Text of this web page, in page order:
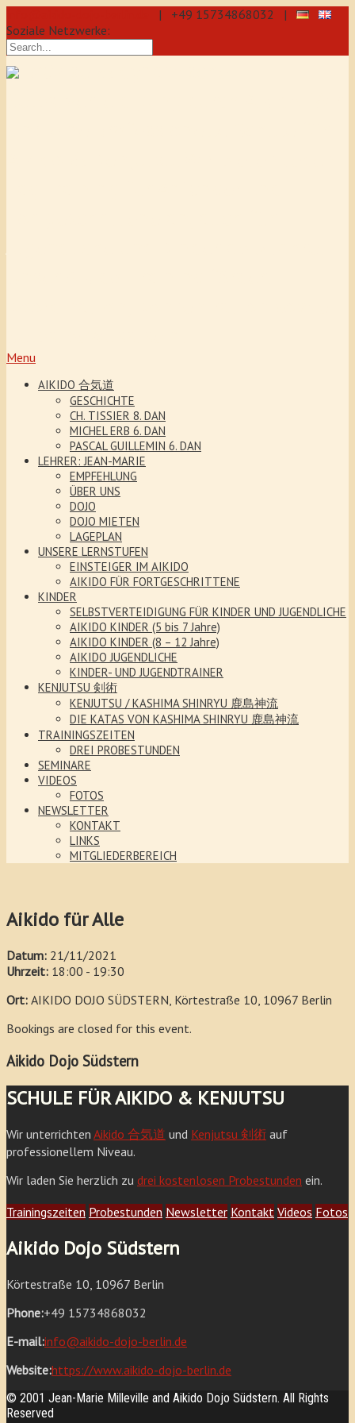
| +49 15734868032 |
Soziale Netzwerke:
Menu
AIKIDO 合気道
GESCHICHTE
CH. TISSIER 8. DAN
MICHEL ERB 6. DAN
PASCAL GUILLEMIN 6. DAN
LEHRER: JEAN-MARIE
EMPFEHLUNG
ÜBER UNS
DOJO
DOJO MIETEN
LAGEPLAN
UNSERE LERNSTUFEN
EINSTEIGER IM AIKIDO
AIKIDO FÜR FORTGESCHRITTENE
KINDER
SELBSTVERTEIDIGUNG FÜR KINDER UND JUGENDLICHE
AIKIDO KINDER (5 bis 7 Jahre)
AIKIDO KINDER (8 – 12 Jahre)
AIKIDO JUGENDLICHE
KINDER- UND JUGENDTRAINER
KENJUTSU 剣術
KENJUTSU / KASHIMA SHINRYU 鹿島神流
DIE KATAS VON KASHIMA SHINRYU 鹿島神流
TRAININGSZEITEN
DREI PROBESTUNDEN
SEMINARE
VIDEOS
FOTOS
NEWSLETTER
KONTAKT
LINKS
MITGLIEDERBEREICH
Aikido für Alle
Datum: 21/11/2021
Uhrzeit: 18:00 - 19:30
Ort: AIKIDO DOJO SÜDSTERN, Körtestraße 10, 10967 Berlin
Bookings are closed for this event.
Aikido Dojo Südstern
SCHULE FÜR AIKIDO & KENJUTSU
Wir unterrichten Aikido 合気道 und Kenjutsu 剣術 auf
professionellem Niveau.
Wir laden Sie herzlich zu drei kostenlosen Probestunden ein.
Trainingszeiten Probestunden Newsletter Kontakt Videos Fotos
Aikido Dojo Südstern
Körtestraße 10, 10967 Berlin
Phone:+49 15734868032
E-mail:info@aikido-dojo-berlin.de
Website:https://www.aikido-dojo-berlin.de
© 2001 Jean-Marie Milleville and Aikido Dojo Südstern. All Rights
Reserved